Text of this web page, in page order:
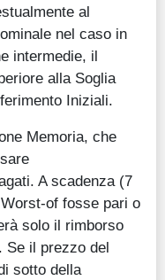
al
nel caso in
intermedie, il
alla Soglia
Iniziali.
Memoria, che
A scadenza (7
of fosse pari o
solo il rimborso
Se il prezzo del
sotto della